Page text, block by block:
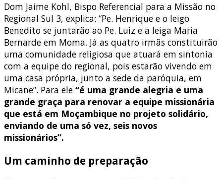
Dom Jaime Kohl, Bispo Referencial para a Missão no
Regional Sul 3, explica: “Pe. Henrique e o leigo
Benedito se juntarão ao Pe. Luiz e a leiga Maria
Bernarde em Moma. Já as quatro irmãs constituirão
uma comunidade religiosa que atuará em sintonia
com a equipe do regional, pois estarão vivendo em
uma casa própria, junto a sede da paróquia, em
Micane”. Para ele “é uma grande alegria e uma
grande graça para renovar a equipe missionária
que está em Moçambique no projeto solidário,
enviando de uma só vez, seis novos
missionários”.
Um caminho de preparação